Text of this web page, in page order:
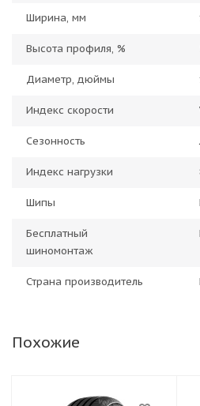
Ширина, мм
Высота профиля, %
Диаметр, дюймы
Индекс скорости
Сезонность
Индекс нагрузки
Шипы
Бесплатный
шиномонтаж
Страна производитель
Похожие